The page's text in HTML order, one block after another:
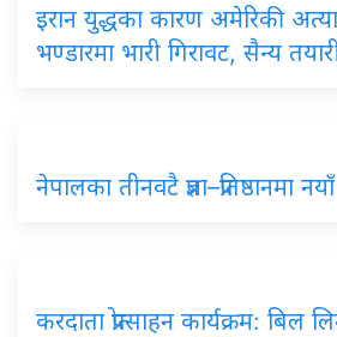
इरान युद्धका कारण अमेरिकी
भण्डारमा भारी गिरावट, सैन्य
नेपालका तीनवटै प्रज्ञा–प्रतिष्ठानमा
करदाता प्रोत्साहन कार्यक्रम: बिल